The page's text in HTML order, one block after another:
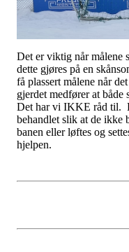
Det er viktig når målene
dette gjøres på en
få plassert målene når
gjerdet medfører at
Det har vi IKKE råd til.
behandlet slik at de ikke
banen eller løftes og
hjelpen.